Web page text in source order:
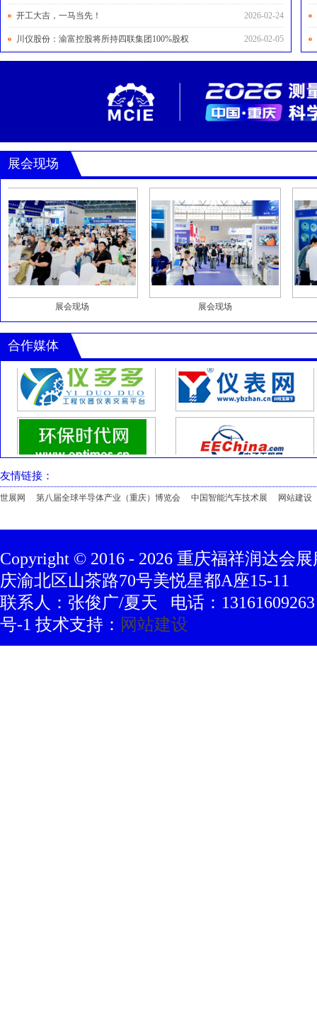
开工大吉，一马当先！ 2026-02-24
川仪股份：渝富控股将所持四联集团100%股权 2026-02-05
展会现场
展会现场 展会现场
合作媒体
友情链接：
世展网 第八届全球半导体产业（重庆）博览会 中国智能汽车技术展 网站建设
Copyright © 2016 - 2026 重庆福祥润达会
庆渝北区山茶路70号美悦星都A座15-11
联系人：张俊广/夏天 电话：
号-1 技术支持： 网站建设